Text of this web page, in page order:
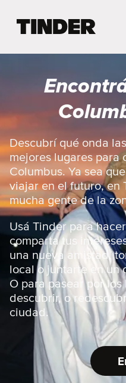
o
e
i
n
d
e
r
Descubrí qué onda
mejores lugares para
Columbus. Ya sea
viajar en el futuro, en
mucha gente de la
Usá Tinder para
comparta tus
una nueva amistad,
local o juntarte en un
O para pasear por
descubrir, o
ciudad.